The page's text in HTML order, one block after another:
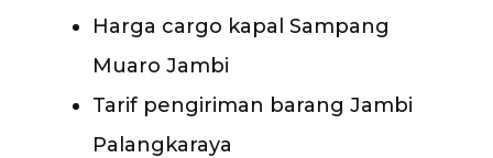
Harga cargo kapal Sampang
Muaro Jambi
Tarif pengiriman barang Jambi
Palangkaraya